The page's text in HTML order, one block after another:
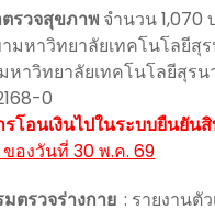
รวจสุขภาพ จำนวน
มหาวิทยาลัยเทคโนโลยีสุ
หาวิทยาลัยเทคโนโลยีสุรน
0
โอนเงินไปในระบบยืนยัน
องวันที่ 30 พ.ค. 69
ตรวจร่างกาย : รายงานตั